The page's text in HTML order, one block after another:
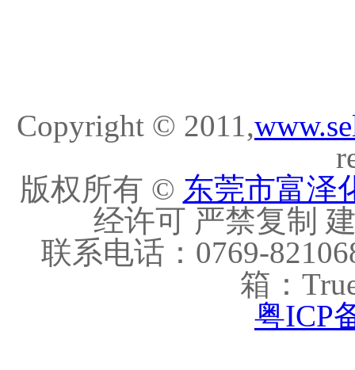
Copyright © 2011,
版权所有 © 东莞市富泽
经许可 严禁复制
联系电话：0769-
箱：
粤ICP